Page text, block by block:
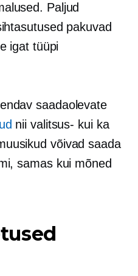
Paljud
pakuvad
igat tüüpi
saadaolevate
nii valitsus- kui ka
võivad saada
samas kui mõned